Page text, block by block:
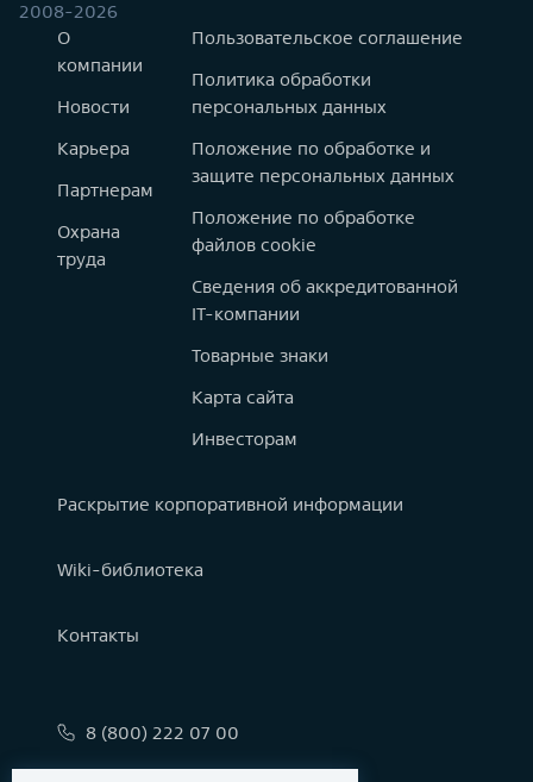
2008-2026
О
компании
Новости
Карьера
Партнерам
Охрана
труда
Пользовательское соглашение
Политика обработки
персональных данных
Положение по обработке и
защите персональных данных
Положение по обработке
файлов cookie
Сведения об аккредитованной
IT-компании
Товарные знаки
Карта сайта
Инвесторам
Раскрытие корпоративной информации
Wiki-библиотека
Контакты
8 (800) 222 07 00